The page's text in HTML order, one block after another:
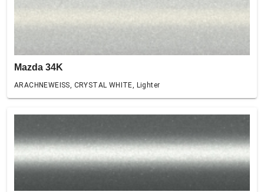
Mazda 34K
ARACHNEWEISS, CRYSTAL WHITE, Lighter